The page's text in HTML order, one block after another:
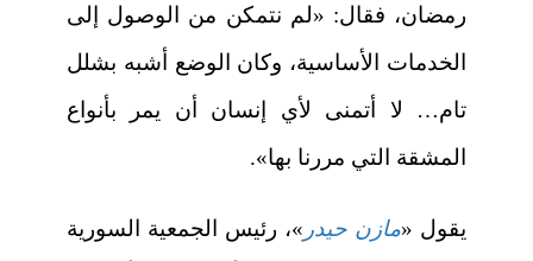
رمضان، فقال: «لم نتمكن من الوصول إلى
الخدمات الأساسية، وكان الوضع أشبه بشلل
تام… لا أتمنى لأي إنسان أن يمر بأنواع
المشقة التي مررنا بها».
يقول «مازن حيدر »، رئيس الجمعية السورية